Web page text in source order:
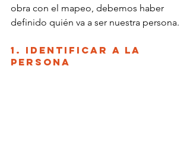
obra con el mapeo, debemos haber
definido quién va a ser nuestra persona.
1. Identificar a la
Persona